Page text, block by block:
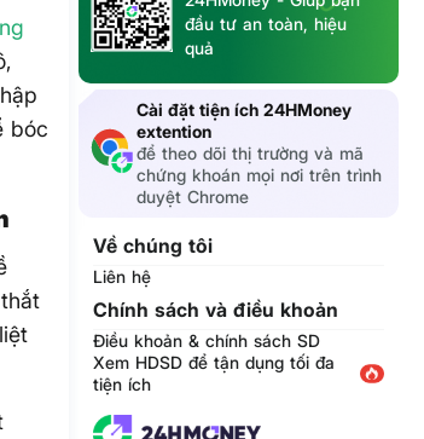
bóc
đầu tư an toàn, hiệu
quả
Cài đặt tiện ích 24HMoney
extention
để theo dõi thị trường và mã
chứng khoán mọi nơi trên trình
duyệt Chrome
Về chúng tôi
Liên hệ
Chính sách và điều khoản
Điều khoản & chính sách SD
Xem HDSD để tận dụng tối đa
tiện ích